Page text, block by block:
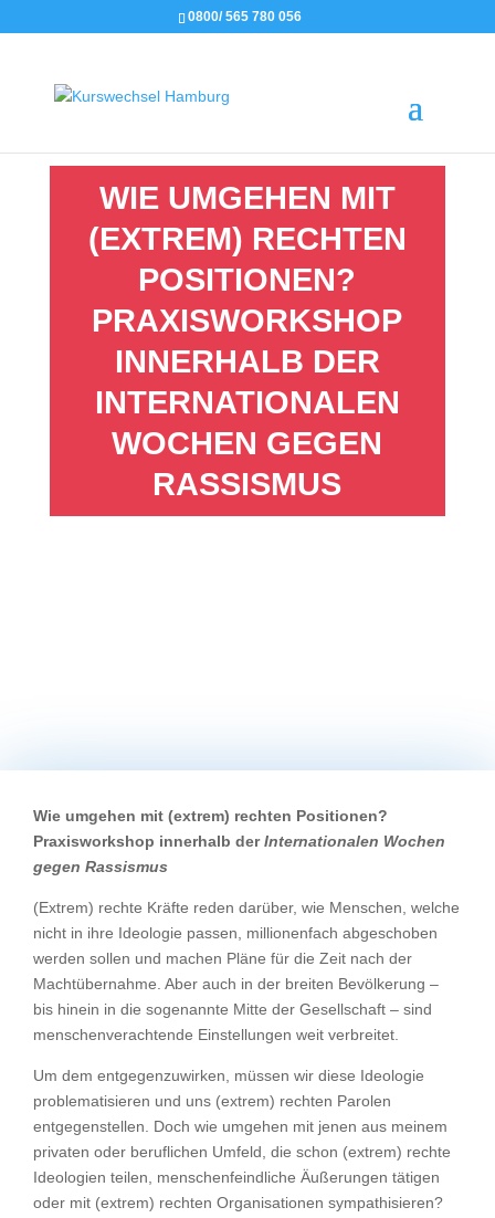
0800/ 565 780 056
WIE UMGEHEN MIT
(EXTREM) RECHTEN
POSITIONEN?
PRAXISWORKSHOP
INNERHALB DER
INTERNATIONALEN
WOCHEN GEGEN
RASSISMUS
Wie umgehen mit (extrem) rechten Positionen?
Praxisworkshop innerhalb derInternationalen Wochen
gegen Rassismus
(Extrem) rechte Kräfte reden darüber, wie Menschen, welche
nicht in ihre Ideologie passen, millionenfach abgeschoben
werden sollen und machen Pläne für die Zeit nach der
Machtübernahme. Aber auch in der breiten Bevölkerung –
bis hinein in die sogenannte Mitte der Gesellschaft – sind
menschenverachtende Einstellungen weit verbreitet.
Um dem entgegenzuwirken, müssen wir diese Ideologie
problematisieren und uns (extrem) rechten Parolen
entgegenstellen. Doch wie umgehen mit jenen aus meinem
privaten oder beruflichen Umfeld, die schon (extrem) rechte
Ideologien teilen, menschenfeindliche Äußerungen tätigen
oder mit (extrem) rechten Organisationen sympathisieren?